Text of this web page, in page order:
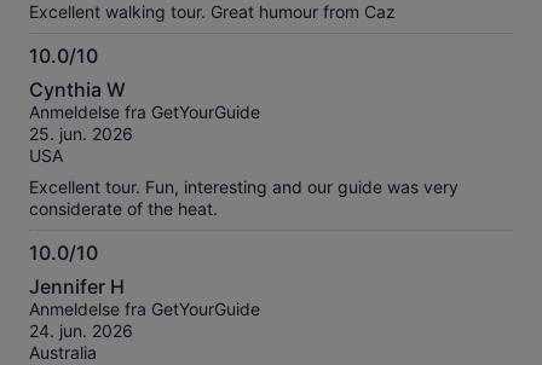
Excellent walking tour. Great humour from Caz
10.0/10
10.0
ud
af
10
Cynthia W
Anmeldelse fra GetYourGuide
25. jun. 2026
USA
Excellent tour. Fun, interesting and our guide was very
considerate of the heat.
10.0/10
10.0
ud
af
10
Jennifer H
Anmeldelse fra GetYourGuide
24. jun. 2026
Australia